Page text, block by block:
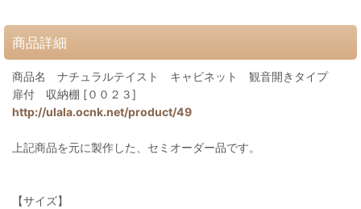
商品詳細
商品名 ナチュラルテイスト キャビネット 観音開きタイプ
扉付 収納棚 [００２３]
http://ulala.ocnk.net/product/49
上記商品を元に製作した、セミオーダー品です。
【サイズ】